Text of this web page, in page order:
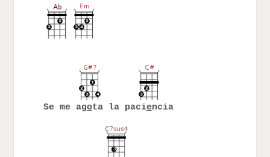
Se me agota la paciencia